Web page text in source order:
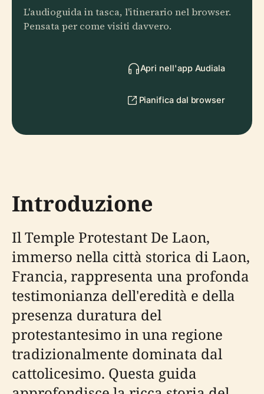
L'audioguida in tasca, l'itinerario nel browser.
Pensata per come visiti davvero.
Apri nell'app Audiala
Pianifica dal browser
Introduzione
Il Temple Protestant De Laon,
immerso nella città storica di Laon,
Francia, rappresenta una profonda
testimonianza dell'eredità e della
presenza duratura del
protestantesimo in una regione
tradizionalmente dominata dal
cattolicesimo. Questa guida